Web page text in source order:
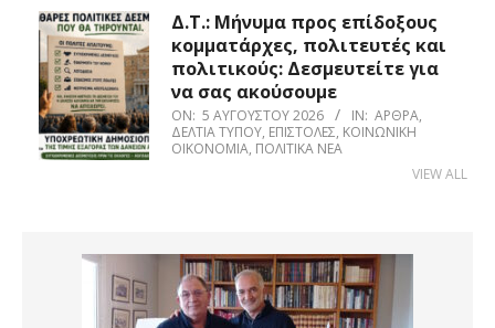
Δ.Τ.: Μήνυμα προς επίδοξους
κομματάρχες, πολιτευτές και
πολιτικούς: Δεσμευτείτε για
να σας ακούσουμε
ON: 5 ΑΥΓΟΎΣΤΟΥ 2026 IN: ΆΡΘΡΑ,
ΔΕΛΤΊΑ ΤΎΠΟΥ, ΕΠΙΣΤΟΛΈΣ, ΚΟΙΝΩΝΙΚΉ
ΟΙΚΟΝΟΜΊΑ, ΠΟΛΙΤΙΚΆ ΝΈΑ
VIEW ALL